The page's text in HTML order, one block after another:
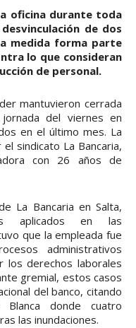
oficina durante toda
de dos
medida forma parte
lo que consideran
de personal.
mantuvieron cerrada
del viernes en
en el último mes. La
sindicato La Bancaria,
con 26 años de
La Bancaria en Salta,
aplicados en las
que la empleada fue
administrativos
los derechos laborales
gremial, estos casos
del banco, citando
Blanca donde cuatro
las inundaciones.